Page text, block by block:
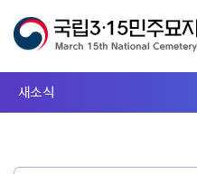
새소식